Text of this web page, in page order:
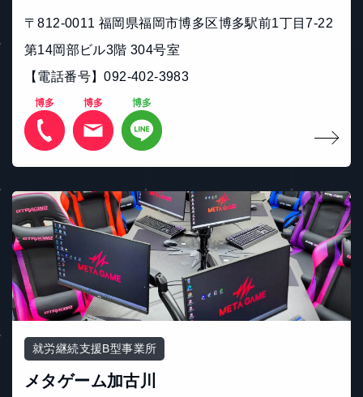
〒812-0011 福岡県福岡市博多区博多駅前1丁目7-22
第14岡部ビル3階 304号室
【電話番号】092-402-3983
博多 博多 博多
就労継続支援B型事業所
メタゲーム加古川